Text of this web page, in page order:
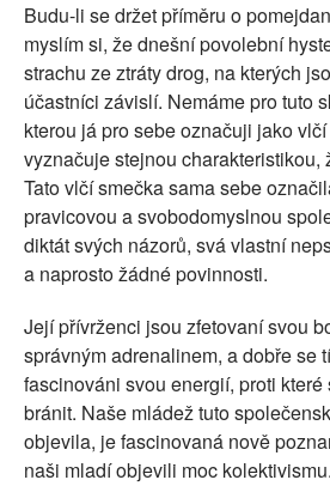
Budu-li se držet příměru o
myslím si, že dnešní povolební
strachu ze ztráty drog, na kterých
účastníci závislí. Nemáme pro tuto
kterou já pro sebe označuji jako
vyznačuje stejnou charakteristikou,
Tato vlčí smečka sama sebe
pravicovou a svobodomyslnou
diktát svých názorů, svá vlastní
a naprosto žádné povinnosti.
Její přívrženci jsou zfetovaní svou
správným adrenalinem, a dobře se
fascinováni svou energií, proti
bránit. Naše mládež tuto
objevila, je fascinovaná nově
naši mladí objevili moc kolektivismu.